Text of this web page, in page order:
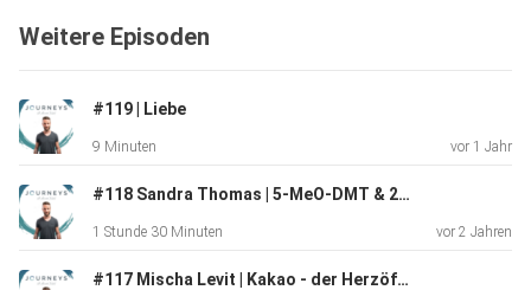
Für Ihn war das der erste Kontakt mit einer höherer
und ihm Sachen erklärt und Einblicke in seine eigenen
karmischen
Verflechtungen gegeben hat.
seine
Weitere Episoden
#119 | Liebe
9 Minuten vor 1 Jahr
#118 Sandra Thomas | 5-MeO-DMT & 2 Jahre Integrationsarbeit
1 Stunde 30 Minuten vor 2 Jahren
#117 Mischa Levit | Kakao - der Herzöffner zur Bewusstseinserweiterung für die Allgemeinheit